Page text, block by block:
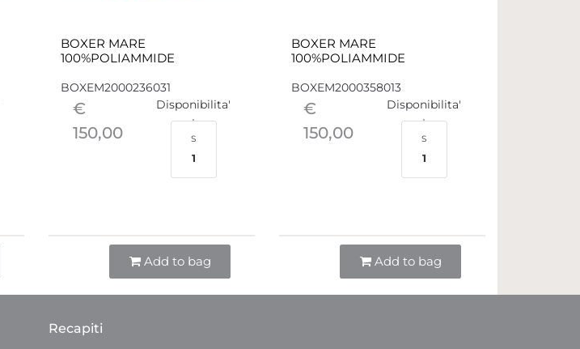
BOXER MARE
100%POLIAMMIDE
BOXEM2000236031
€
150,00
Disponibilita'
S
1
Add to bag
BOXER MARE
100%POLIAMMIDE
BOXEM2000358013
€
150,00
Disponibilita'
S
1
Add to bag
Recapiti